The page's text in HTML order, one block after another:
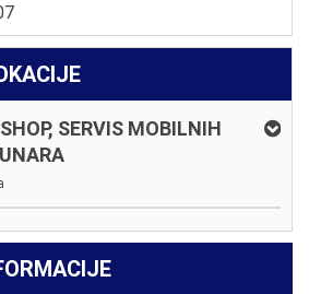
SERVIS MOBILNIH